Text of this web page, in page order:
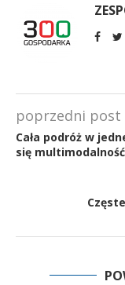
poprzedni post
Cała podróż w
się